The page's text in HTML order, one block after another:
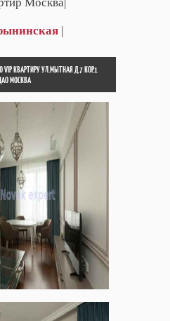
|
КВАРТИРУ УЛ.МЫТНАЯ Д.7 КОР.1
МОСКВА